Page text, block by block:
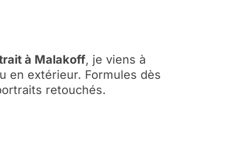
à Malakoff, je viens à
en extérieur. Formules dès
retouchés.